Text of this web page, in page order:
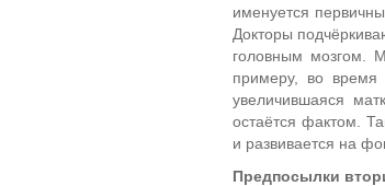
именуется
Докторы
головным мозгом.
примеру, во
увеличившаяся
остаётся фактом.
и развивается на
Предпосылки